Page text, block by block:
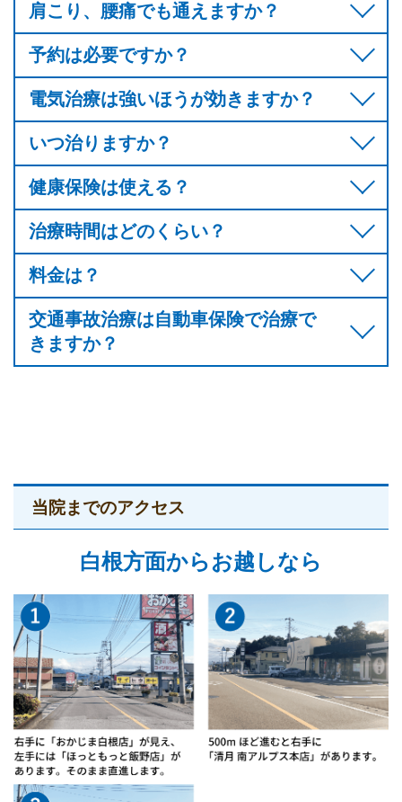
肩こり、腰痛でも通えますか？
予約は必要ですか？
電気治療は強いほうが効きますか？
いつ治りますか？
健康保険は使える？
治療時間はどのくらい？
料金は？
交通事故治療は自動車保険で治療で
きますか？
当院までのアクセス
白根方面からお越しなら